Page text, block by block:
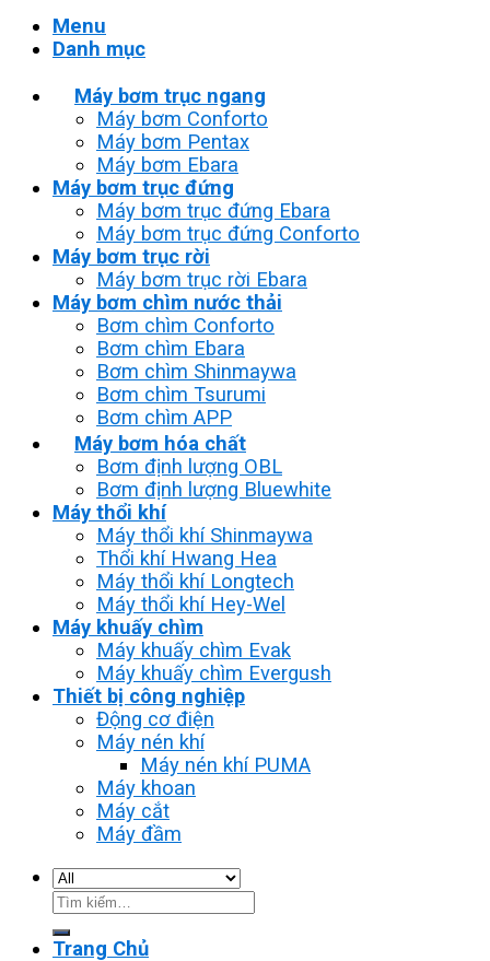
Menu
Danh mục
Máy bơm trục ngang
Máy bơm Conforto
Máy bơm Pentax
Máy bơm Ebara
Máy bơm trục đứng
Máy bơm trục đứng Ebara
Máy bơm trục đứng Conforto
Máy bơm trục rời
Máy bơm trục rời Ebara
Máy bơm chìm nước thải
Bơm chìm Conforto
Bơm chìm Ebara
Bơm chìm Shinmaywa
Bơm chìm Tsurumi
Bơm chìm APP
Máy bơm hóa chất
Bơm định lượng OBL
Bơm định lượng Bluewhite
Máy thổi khí
Máy thổi khí Shinmaywa
Thổi khí Hwang Hea
Máy thổi khí Longtech
Máy thổi khí Hey-Wel
Máy khuấy chìm
Máy khuấy chìm Evak
Máy khuấy chìm Evergush
Thiết bị công nghiệp
Động cơ điện
Máy nén khí
Máy nén khí PUMA
Máy khoan
Máy cắt
Máy đầm
Tìm
Trang Chủ